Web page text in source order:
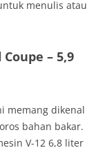
menulis atau
– 5,9
memang dikenal
bahan bakar.
V-12 6,8 liter